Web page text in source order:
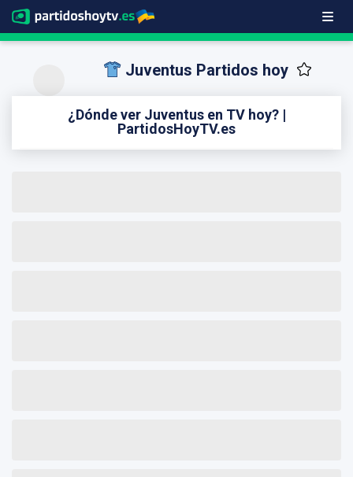
Juventus Partidos hoy
¿Dónde ver Juventus en TV hoy? |
PartidosHoyTV.es